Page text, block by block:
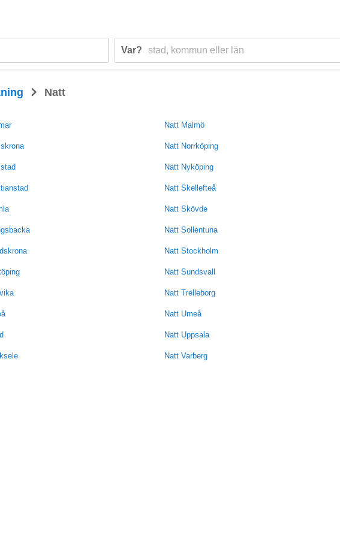
Var?
> Natt
Natt Malmö
Natt Norrköping
Natt Nyköping
Natt Skellefteå
Natt Skövde
Natt Sollentuna
Natt Stockholm
Natt Sundsvall
Natt Trelleborg
Natt Umeå
Natt Uppsala
Natt Varberg